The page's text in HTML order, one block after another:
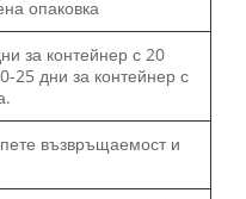
опаковка
за контейнер с 20
25 дни за контейнер с
възвръщаемост и